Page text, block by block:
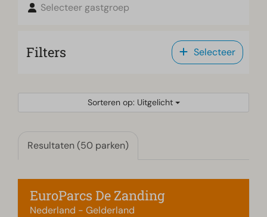
Selecteer gastgroep
Filters Selecteer
Sorteren op: Uitgelicht
Resultaten (50 parken)
EuroParcs De Zanding
Nederland - Gelderland